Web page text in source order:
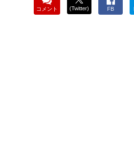
コメント (Twitter) FB